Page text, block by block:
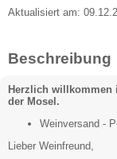
Aktualisiert am:
Beschreibung
Herzlich willkommen
der Mosel.
Weinversand -
Lieber Weinfreund,